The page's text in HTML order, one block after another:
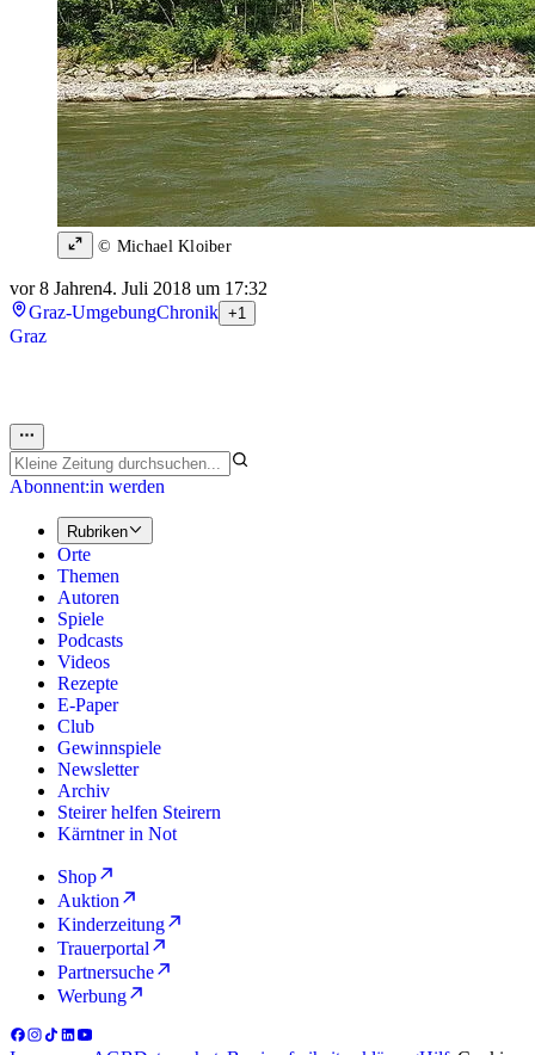
© Michael Kloiber
vor 8 Jahren4. Juli 2018 um 17:32
Graz-UmgebungChronik +1
Graz
Abonnent:in werden
Rubriken
Orte
Themen
Autoren
Spiele
Podcasts
Videos
Rezepte
E-Paper
Club
Gewinnspiele
Newsletter
Archiv
Steirer helfen Steirern
Kärntner in Not
Shop
Auktion
Kinderzeitung
Trauerportal
Partnersuche
Werbung